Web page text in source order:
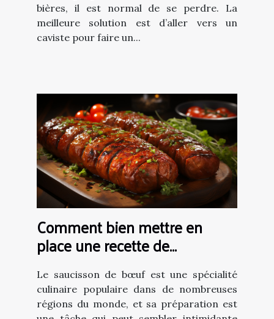
bières, il est normal de se perdre. La
meilleure solution est d’aller vers un
caviste pour faire un...
Comment bien mettre en
place une recette de
saucissons de bœufs?
Le saucisson de bœuf est une spécialité
culinaire populaire dans de nombreuses
régions du monde, et sa préparation est